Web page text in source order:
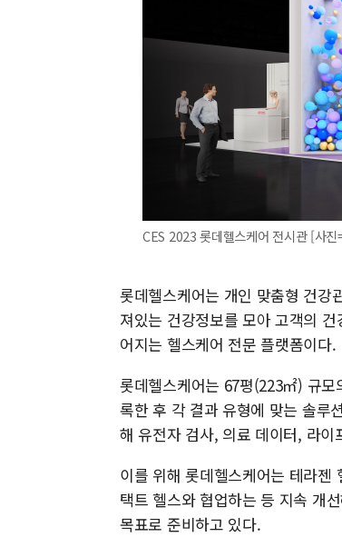
CES 2023 롯데헬스케어 전시관 [사진
롯데헬스케어는 개인 맞춤형 건강
져있는 건강정보를 모아 고객의
어지는 헬스케어 전문 플랫폼이다.
롯데헬스케어는 67평(223㎡) 규
록한 후 각 결과 유형에 맞는 솔루
해 유전자 검사, 의료 데이터, 라
이를 위해 롯데헬스케어는 테라젠
택트 헬스와 협업하는 등 지속 개
목표로 준비하고 있다.